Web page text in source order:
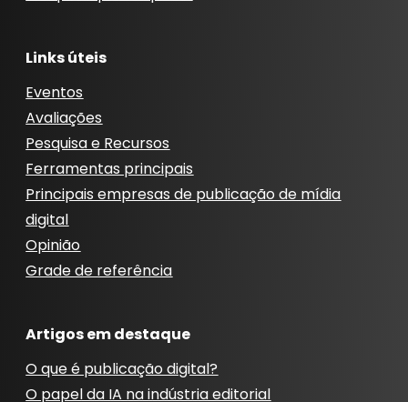
Links úteis
Eventos
Avaliações
Pesquisa e Recursos
Ferramentas principais
Principais empresas de publicação de mídia
digital
Opinião
Grade de referência
Artigos em destaque
O que é publicação digital?
O papel da IA ​​na indústria editorial